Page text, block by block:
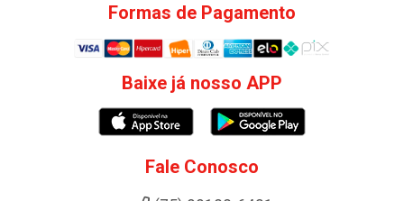
Formas de Pagamento
Baixe já nosso APP
Fale Conosco